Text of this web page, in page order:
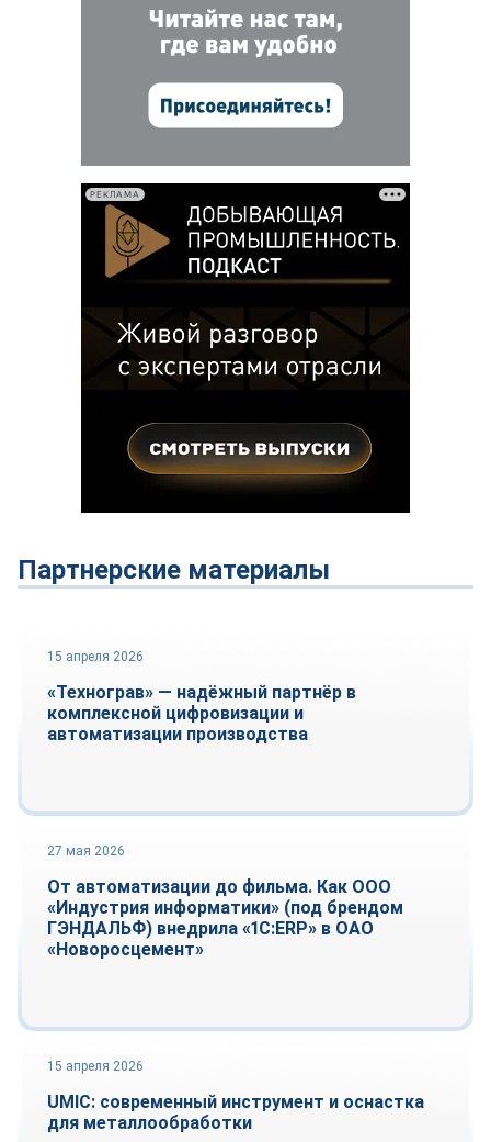
РЕКЛАМА
Партнерские материалы
Оборудование и инструмент
15 апреля 2026
«Технограв» — надёжный партнёр в
комплексной цифровизации и
автоматизации производства
Автоматизация
27 мая 2026
От автоматизации до фильма. Как ООО
«Индустрия информатики» (под брендом
ГЭНДАЛЬФ) внедрила «1С:ERP» в ОАО
«Новоросцемент»
Оборудование и инструмент
15 апреля 2026
UMIC: современный инструмент и оснастка
для металлообработки